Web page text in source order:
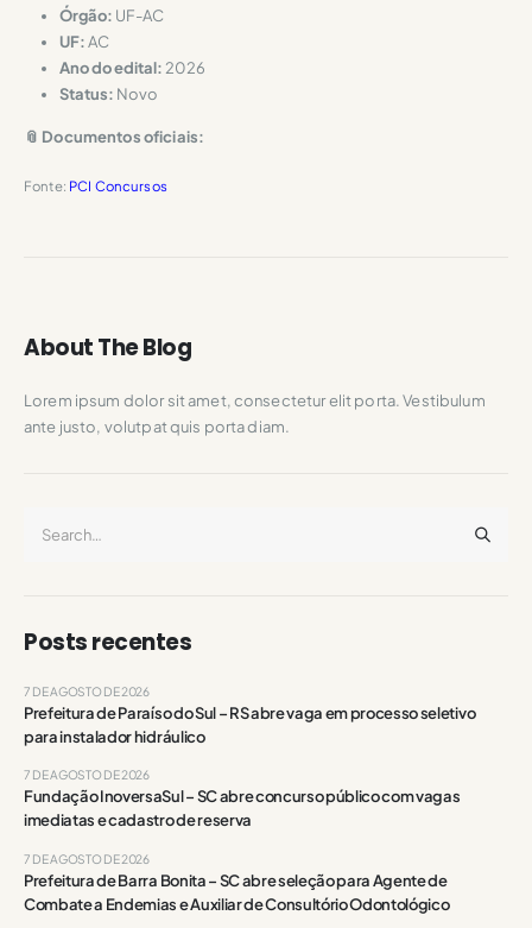
Órgão: UF-AC
UF:AC
Ano do edital: 2026
Status: Novo
📎 Documentos oficiais:
Fonte: PCI Concursos
About The Blog
Lorem ipsum dolor sit amet, consectetur elit porta. Vestibulum
ante justo, volutpat quis porta diam.
Posts recentes
Prefeitura de Paraíso do Sul – RS abre vaga em processo seletivo
para instalador hidráulico
7 DE AGOSTO DE 2026
Fundação InoversaSul – SC abre concurso público com vagas
imediatas e cadastro de reserva
7 DE AGOSTO DE 2026
Prefeitura de Barra Bonita – SC abre seleção para Agente de
Combate a Endemias e Auxiliar de Consultório Odontológico
7 DE AGOSTO DE 2026